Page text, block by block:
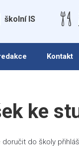
školní IS
Kontakt
ke
doručit do školy